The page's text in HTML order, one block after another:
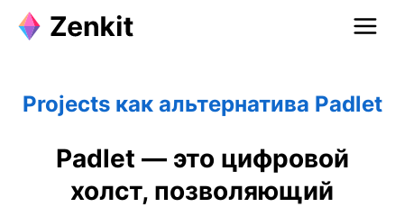
Projects как альтернатива Padlet
Padlet — это цифровой
холст, позволяющий